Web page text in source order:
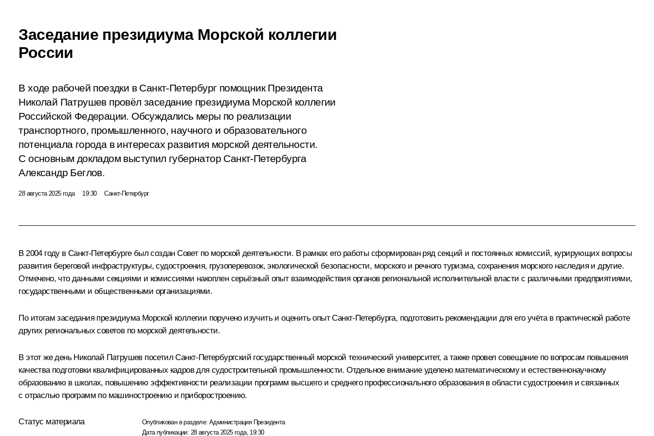
Заседание президиума Морской коллегии
России
В ходе рабочей поездки в Санкт-Петербург помощник Президента
Николай Патрушев провёл заседание президиума Морской коллегии
Российской Федерации. Обсуждались меры по реализации
транспортного, промышленного, научного и образовательного
потенциала города в интересах развития морской деятельности.
С основным докладом выступил губернатор Санкт-Петербурга
Александр Беглов.
28 августа 2025 года 19:30 Санкт-Петербург
В 2004 году в Санкт-Петербурге был создан Совет по морской деятельности. В рамках его работы сформирован ряд секций и постоянных комиссий, курирующих вопросы
развития береговой инфраструктуры, судостроения, грузоперевозок, экологической безопасности, морского и речного туризма, сохранения морского наследия и другие.
Отмечено, что данными секциями и комиссиями накоплен серьёзный опыт взаимодействия органов региональной исполнительной власти с различными предприятиями,
государственными и общественными организациями.
По итогам заседания президиума Морской коллегии поручено изучить и оценить опыт Санкт-Петербурга, подготовить рекомендации для его учёта в практической работе
других региональных советов по морской деятельности.
В этот же день Николай Патрушевпосетил Санкт-Петербургский государственный морской технический университет, а также провел совещание по вопросам повышения
качества подготовки квалифицированных кадров для судостроительной промышленности. Отдельное внимание уделено математическому и естественнонаучному
образованию в школах, повышению эффективности реализации программ высшего и среднего профессионального образования в области судостроения и связанных
с отраслью программ по машиностроению и приборостроению.
Статус материала Опубликован в разделе:Администрация Президента
Дата публикации: 28 августа 2025 года, 19:30